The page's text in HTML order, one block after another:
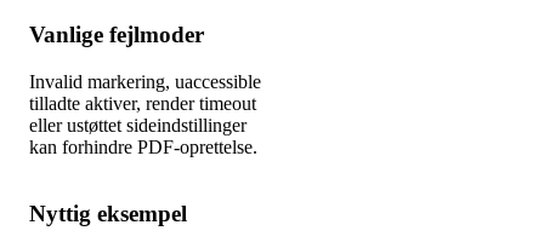
Vanlige fejlmoder
Invalid markering, uaccessible
tilladte aktiver, render timeout
eller ustøttet sideindstillinger
kan forhindre PDF-oprettelse.
Nyttig eksempel